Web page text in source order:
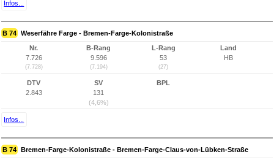
Infos...
B 74 Weserfähre Farge - Bremen-Farge-Kolonistraße
Nr.
7.726
(7.728)
B-Rang
9.596
(7.194)
L-Rang
53
(27)
Land
HB
DTV
2.843
SV
131
(4,6%)
BPL
Infos...
B 74 Bremen-Farge-Kolonistraße - Bremen-Farge-Claus-von-Lübken-Straße